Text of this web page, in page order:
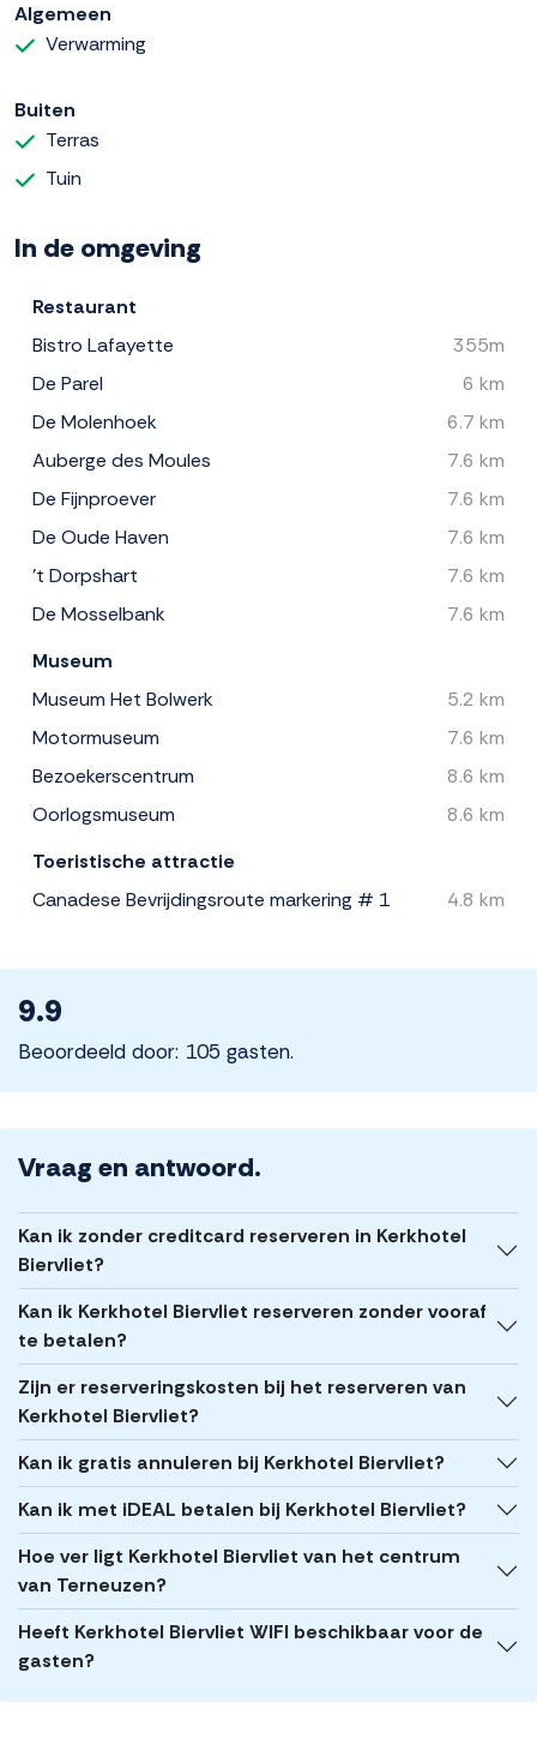
Algemeen
Verwarming
Buiten
Terras
Tuin
In de omgeving
Restaurant
Bistro Lafayette
355m
De Parel
6 km
De Molenhoek
6.7 km
Auberge des Moules
7.6 km
De Fijnproever
7.6 km
De Oude Haven
7.6 km
't Dorpshart
7.6 km
De Mosselbank
7.6 km
Museum
Museum Het Bolwerk
5.2 km
Motormuseum
7.6 km
Bezoekerscentrum
8.6 km
Oorlogsmuseum
8.6 km
Toeristische attractie
Canadese Bevrijdingsroute markering # 1
4.8 km
9.9
Beoordeeld door: 105 gasten.
Vraag en antwoord.
Kan ik zonder creditcard reserveren in Kerkhotel
Biervliet?
Kan ik Kerkhotel Biervliet reserveren zonder vooraf
te betalen?
Zijn er reserveringskosten bij het reserveren van
Kerkhotel Biervliet?
Kan ik gratis annuleren bij Kerkhotel Biervliet?
Kan ik met iDEAL betalen bij Kerkhotel Biervliet?
Hoe ver ligt Kerkhotel Biervliet van het centrum
van Terneuzen?
Heeft Kerkhotel Biervliet WIFI beschikbaar voor de
gasten?